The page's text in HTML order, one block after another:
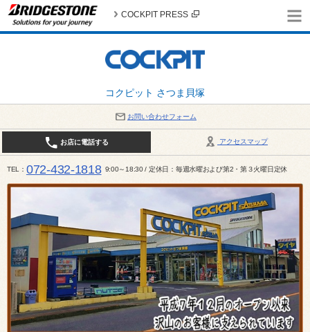
コクピット さつま貝塚
COCKPIT PRESS
お問い合わせフォーム
アクセスマップ
お店に電話する
TEL 072-432-1818 9:00～18:30 / 定休日：毎週水曜および第2・第３火曜日定休